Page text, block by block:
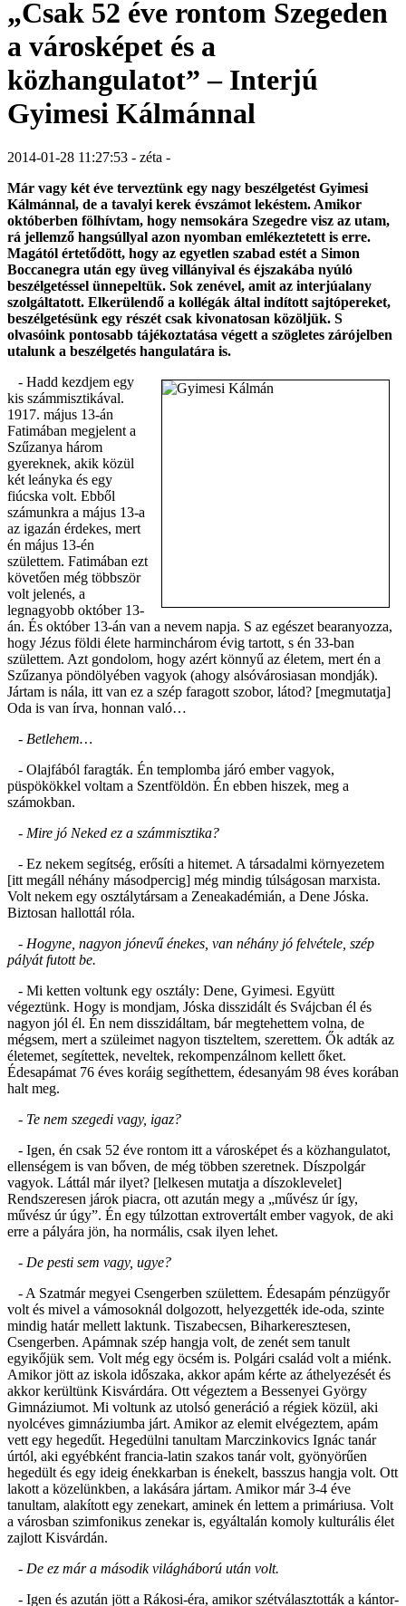
„Csak 52 éve rontom Szegeden
a városképet és a
közhangulatot” – Interjú
Gyimesi Kálmánnal
2014-01-28 11:27:53 - zéta -
Már vagy két éve terveztünk egy nagy beszélgetést Gyimesi
Kálmánnal, de a tavalyi kerek évszámot lekéstem. Amikor
októberben fölhívtam, hogy nemsokára Szegedre visz az utam,
rá jellemző hangsúllyal azon nyomban emlékeztetett is erre.
Magától értetődött, hogy az egyetlen szabad estét a Simon
Boccanegra után egy üveg villányival és éjszakába nyúló
beszélgetéssel ünnepeltük. Sok zenével, amit az interjúalany
szolgáltatott. Elkerülendő a kollégák által indított sajtópereket,
beszélgetésünk egy részét csak kivonatosan közöljük. S
olvasóink pontosabb tájékoztatása végett a szögletes zárójelben
utalunk a beszélgetés hangulatára is.
- Hadd kezdjem egy
kis számmisztikával.
1917. május 13-án
Fatimában megjelent a
Szűzanya három
gyereknek, akik közül
két leányka és egy
fiúcska volt. Ebből
számunkra a május 13-a
az igazán érdekes, mert
én május 13-én
születtem. Fatimában ezt
követően még többször
volt jelenés, a
legnagyobb október 13-
án. És október 13-án van a nevem napja. S az egészet bearanyozza,
hogy Jézus földi élete harminchárom évig tartott, s én 33-ban
születtem. Azt gondolom, hogy azért könnyű az életem, mert én a
Szűzanya pöndölyében vagyok (ahogy alsóvárosiasan mondják).
Jártam is nála, itt van ez a szép faragott szobor, látod? [megmutatja]
Oda is van írva, honnan való…
- Betlehem…
- Olajfából faragták. Én templomba járó ember vagyok,
püspökökkel voltam a Szentföldön. Én ebben hiszek, meg a
számokban.
- Mire jó Neked ez a számmisztika?
- Ez nekem segítség, erősíti a hitemet. A társadalmi környezetem
[itt megáll néhány másodpercig] még mindig túlságosan marxista.
Volt nekem egy osztálytársam a Zeneakadémián, a Dene Jóska.
Biztosan hallottál róla.
- Hogyne, nagyon jónevű énekes, van néhány jó felvétele, szép
pályát futott be.
- Mi ketten voltunk egy osztály: Dene, Gyimesi. Együtt
végeztünk. Hogy is mondjam, Jóska disszidált és Svájcban él és
nagyon jól él. Én nem disszidáltam, bár megtehettem volna, de
mégsem, mert a szüleimet nagyon tiszteltem, szerettem. Ők adták az
életemet, segítettek, neveltek, rekompenzálnom kellett őket.
Édesapámat 76 éves koráig segíthettem, édesanyám 98 éves korában
halt meg.
- Te nem szegedi vagy, igaz?
- Igen, én csak 52 éve rontom itt a városképet és a közhangulatot,
ellenségem is van bőven, de még többen szeretnek. Díszpolgár
vagyok. Láttál már ilyet? [lelkesen mutatja a díszoklevelet]
Rendszeresen járok piacra, ott azután megy a „művész úr így,
művész úr úgy”. Én egy túlzottan extrovertált ember vagyok, de aki
erre a pályára jön, ha normális, csak ilyen lehet.
- De pesti sem vagy, ugye?
- A Szatmár megyei Csengerben születtem. Édesapám pénzügyőr
volt és mivel a vámosoknál dolgozott, helyezgették ide-oda, szinte
mindig határ mellett laktunk. Tiszabecsen, Biharkeresztesen,
Csengerben. Apámnak szép hangja volt, de zenét sem tanult
egyikőjük sem. Volt még egy öcsém is. Polgári család volt a miénk.
Amikor jött az iskola időszaka, akkor apám kérte az áthelyezését és
akkor kerültünk Kisvárdára. Ott végeztem a Bessenyei György
Gimnáziumot. Mi voltunk az utolsó generáció a régiek közül, aki
nyolcéves gimnáziumba járt. Amikor az elemit elvégeztem, apám
vett egy hegedűt. Hegedülni tanultam Marczinkovics Ignác tanár
úrtól, aki egyébként francia-latin szakos tanár volt, gyönyörűen
hegedült és egy ideig énekkarban is énekelt, basszus hangja volt. Ott
lakott a közelünkben, a lakására jártam. Amikor már 3-4 éve
tanultam, alakított egy zenekart, aminek én lettem a primáriusa. Volt
a városban szimfonikus zenekar is, egyáltalán komoly kulturális élet
zajlott Kisvárdán.
- De ez már a második világháború után volt.
- Igen és azután jött a Rákosi-éra, amikor szétválasztották a kántor-